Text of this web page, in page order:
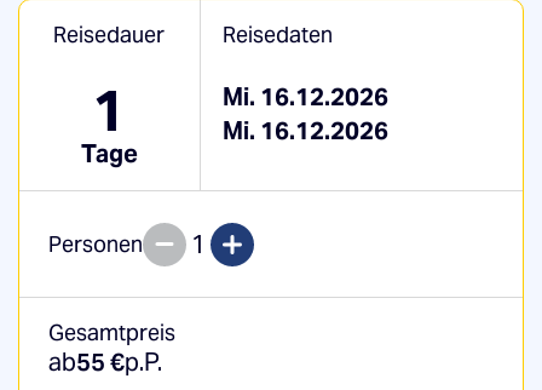
Reisedauer
1
Tage
Reisedaten
Mi. 16.12.2026
Mi. 16.12.2026
Personen 1
Gesamtpreis
ab55 €p.P.